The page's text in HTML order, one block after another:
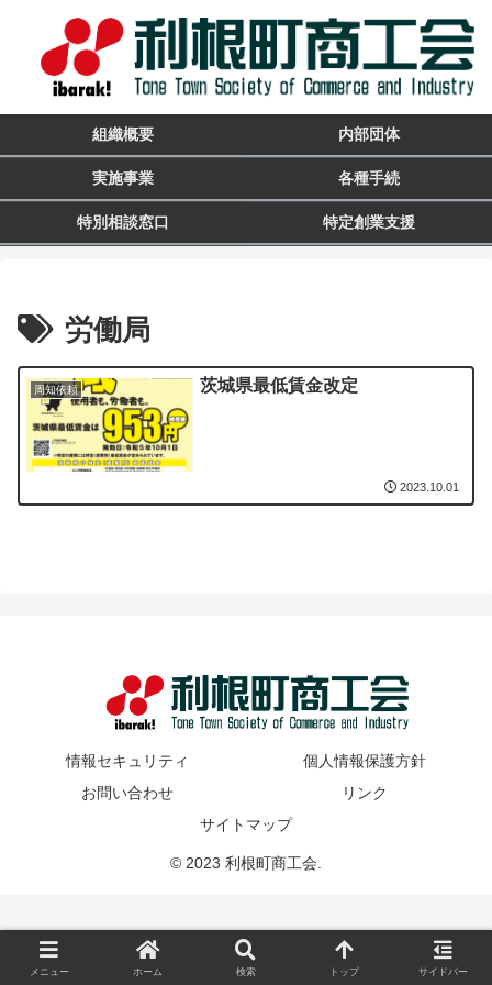
組織概要 内部団体
実施事業 各種手続
特別相談窓口 特定創業支援
労働局
周知依頼 茨城県最低賃金改定
2023.10.01
情報セキュリティ
個人情報保護方針
お問い合わせ
リンク
サイトマップ
© 2023 利根町商工会.
メニュー ホーム 検索 トップ サイドバー